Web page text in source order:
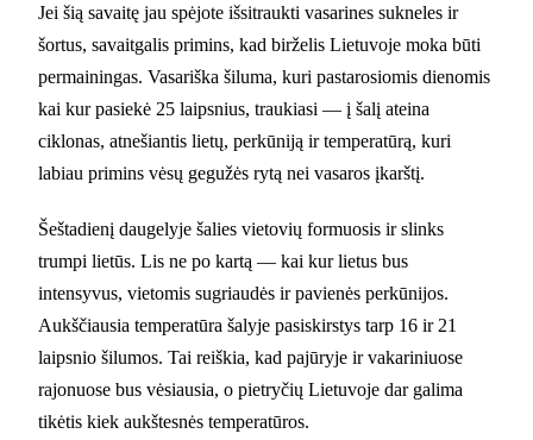
Jei šią savaitę jau spėjote išsitraukti vasarines sukneles ir
šortus, savaitgalis primins, kad birželis Lietuvoje moka būti
permainingas. Vasariška šiluma, kuri pastarosiomis dienomis
kai kur pasiekė 25 laipsnius, traukiasi — į šalį ateina
ciklonas, atnešiantis lietų, perkūniją ir temperatūrą, kuri
labiau primins vėsų gegužės rytą nei vasaros įkarštį.
Šeštadienį daugelyje šalies vietovių formuosis ir slinks
trumpi lietūs. Lis ne po kartą — kai kur lietus bus
intensyvus, vietomis sugriaudės ir pavienės perkūnijos.
Aukščiausia temperatūra šalyje pasiskirstys tarp 16 ir 21
laipsnio šilumos. Tai reiškia, kad pajūryje ir vakariniuose
rajonuose bus vėsiausia, o pietryčių Lietuvoje dar galima
tikėtis kiek aukštesnės temperatūros.